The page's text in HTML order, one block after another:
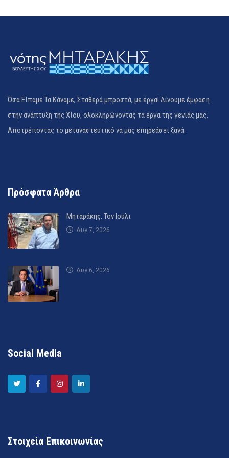
Όσα Είπαμε Τα Κάναμε, Σταθερά μπροστά, με έργα! Δίνουμε έμφαση
στην ανάπτυξη της Χίου, ολοκληρώνοντας τα έργα της γενιάς μας.
Αποτρέποντας το μεταναστευτικό να μας επηρεάσει ξανά.
Πρόσφατα Άρθρα
Μηταράκης: Τον Ιούλι
Αυγ 7, 2026
Αυγ 6, 2026
Social Media
Στοιχεία Επικοινωνίας